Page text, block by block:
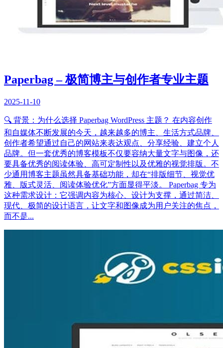
Paperbag – 极简博主与创作者专业主题
2025-11-10
🔍 背景：为什么选择 Paperbag WordPress 主题？ 在内容创作
和自媒体不断发展的今天，越来越多的博主、生活方式品牌、
创作者希望通过自己的网站来表达观点、分享经验、建立个人
品牌。但一套优秀的博客模板不仅要容纳大量文字与图像，还
要具备优秀的阅读体验、高可定制性以及优雅的视觉排版。不
少通用博客主题虽然具备基础功能，却在“排版细节、视觉优
雅、版式灵活、阅读体验优化”方面显得平淡。 Paperbag 专为
这种需求设计：它强调内容为核心、设计为支撑，通过简洁、
现代、极简的设计语言，让文字和图像成为用户关注的焦点，
而不是...